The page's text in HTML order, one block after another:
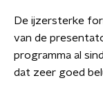
De ijzersterke
van de
programma al
dat zeer goed